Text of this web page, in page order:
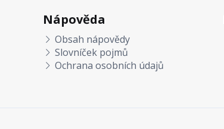
Nápověda
Obsah nápovědy
Slovníček pojmů
Ochrana osobních údajů